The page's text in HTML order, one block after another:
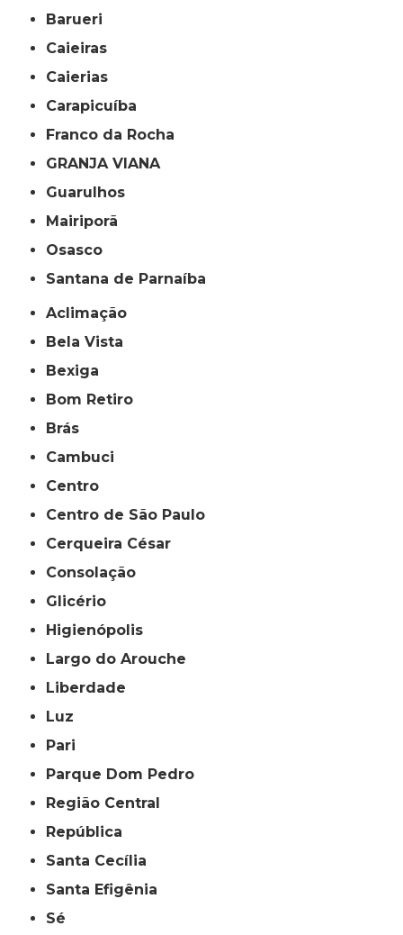
Barueri
Caieiras
Caierias
Carapicuíba
Franco da Rocha
GRANJA VIANA
Guarulhos
Mairiporã
Osasco
Santana de Parnaíba
Aclimação
Bela Vista
Bexiga
Bom Retiro
Brás
Cambuci
Centro
Centro de São Paulo
Cerqueira César
Consolação
Glicério
Higienópolis
Largo do Arouche
Liberdade
Luz
Pari
Parque Dom Pedro
Região Central
República
Santa Cecília
Santa Efigênia
Sé